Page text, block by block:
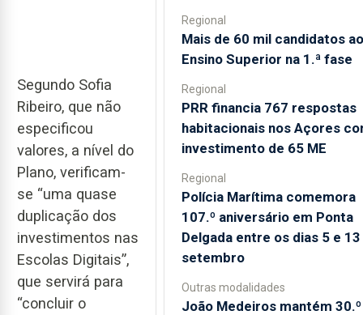
Segundo Sofia
Ribeiro, que não
especificou
valores, a nível do
Plano, verificam-
se “uma quase
duplicação dos
investimentos nas
Escolas Digitais”,
que servirá para
“concluir o
Regional
Mais de 60 mil candidatos ao
Ensino Superior na 1.ª fase
Regional
PRR financia 767 respostas
habitacionais nos Açores
investimento de 65 ME
Regional
Polícia Marítima comemora
107.º aniversário em Ponta
Delgada entre os dias 5 e
setembro
Outras modalidades
João Medeiros mantém 30.º